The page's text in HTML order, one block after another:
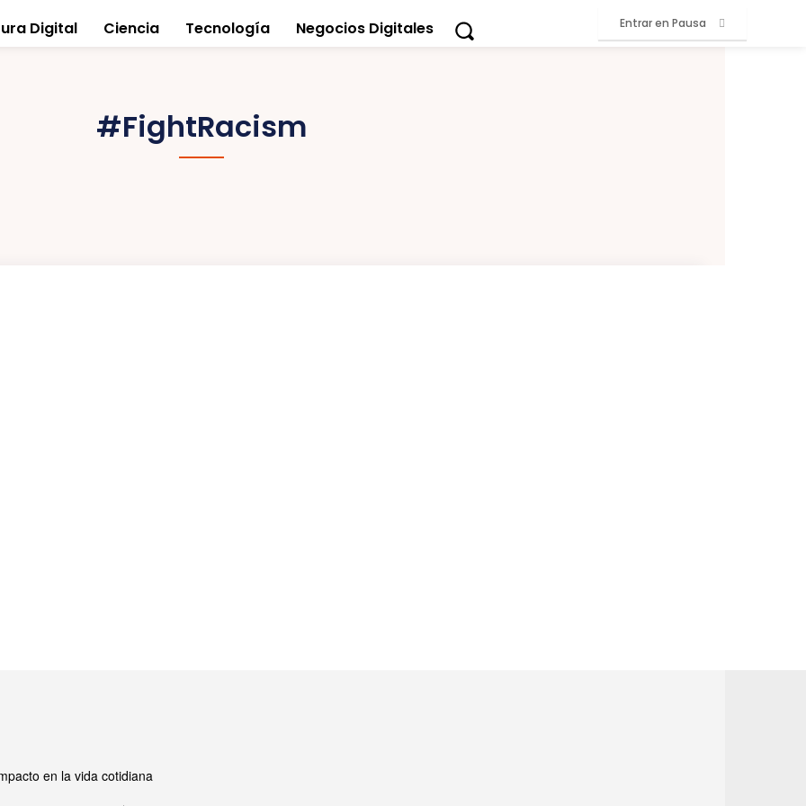
Digital Ciencia Tecnología Negocios Digitales Entrar en Pausa
#FightRacism
en la vida cotidiana